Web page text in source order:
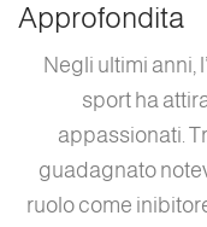
Approfondita
Negli ultimi anni,
sport ha
appassionati.
guadagnato
ruolo come